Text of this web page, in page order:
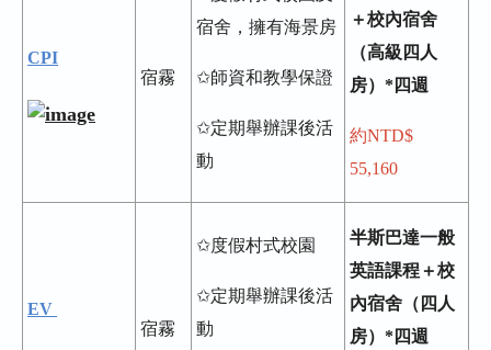
CPI
宿霧
宿舍，擁有海景房
✩師資和教學保證
✩定期舉辦課後活
動
＋校內宿舍
（高級四人
房）*四週
約NTD$
55,160
EV
宿霧
✩度假村式校園
✩定期舉辦課後活
動
半斯巴達一般
英語課程＋校
內宿舍（四人
房）*四週